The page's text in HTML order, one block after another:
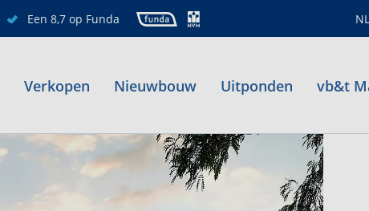
Een 8,7 op Funda NL
Verkopen Nieuwbouw Uitponden vb&t